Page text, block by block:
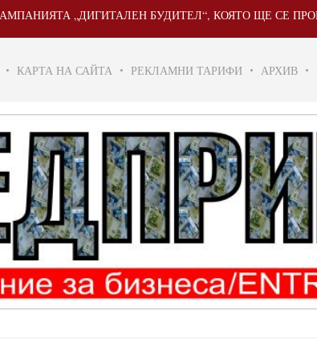
„ДИГИТАЛЕН БУДИТЕЛ“, КОЯТО ЩЕ СЕ ПРОВЕДЕ ОТ
КАРТА НА САЙТА РЕКЛАМНИ ТАРИФИ АРХИВ